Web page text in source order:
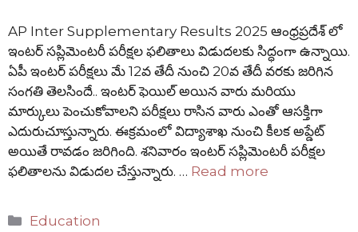
AP Inter Supplementary Results 2025 ఆంధ్రప్రదేశ్ లో
ఇంటర్ సప్లిమెంటరీ పరీక్షల ఫలితాలు విడుదలకు సిద్ధంగా ఉన్నాయి.
ఏపీ ఇంటర్ పరీక్షలు మే 12వ తేదీ నుంచి 20వ తేదీ వరకు జరిగిన
సంగతి తెలసిందే.. ఇంటర్ ఫెయిల్ అయిన వారు మరియు
మార్కులు పెంచుకోవాలని పరీక్షలు రాసిన వారు ఎంతో ఆసక్తిగా
ఎదురుచూస్తున్నారు. ఈక్రమంలో విద్యాశాఖ నుంచి కీలక అప్డేట్
అయితే రావడం జరిగింది. శనివారం ఇంటర్ సప్లిమెంటరీ పరీక్షల
ఫలితాలను విడుదల చేస్తున్నారు. … Read more
Categories
Education